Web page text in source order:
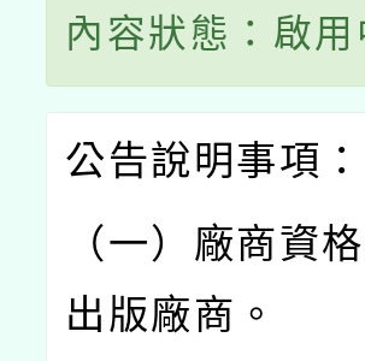
內容狀態：啟用
公告說明事項：
（一）廠商資
出版廠商。